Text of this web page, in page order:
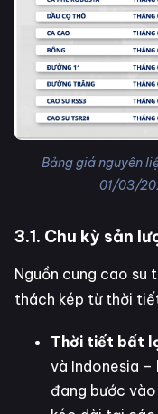
Bảng giá nguyên
01/03/
3.1. Chu kỳ sản
Nguồn cung cao su
thách kép từ thời
Thời tiết bất
và Indonesia –
đang bước vào